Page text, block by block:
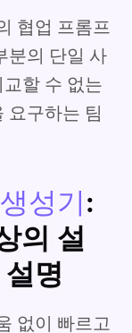
협업 프롬프
분의 단일 사
할 수 없는
요구하는 팀
성기:
의 설
명
없이 빠르고